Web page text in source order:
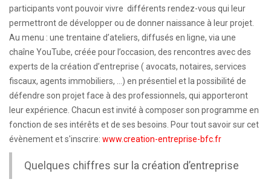
participants vont pouvoir vivre différents rendez-vous qui leur
permettront de développer ou de donner naissance à leur projet.
Au menu : une trentaine d’ateliers, diffusés en ligne, via une
chaîne YouTube, créée pour l’occasion, des rencontres avec des
experts de la création d’entreprise ( avocats, notaires, services
fiscaux, agents immobiliers, …) en présentiel et la possibilité de
défendre son projet face à des professionnels, qui apporteront
leur expérience. Chacun est invité à composer son programme en
fonction de ses intérêts et de ses besoins. Pour tout savoir sur cet
évènement et s'inscrire: www.creation-entreprise-bfc.fr
Quelques chiffres sur la création d’entreprise